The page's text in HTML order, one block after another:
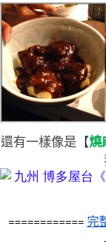
還有一樣像是 【燒
============ 完